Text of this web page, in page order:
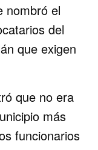
nombró el
del
que exigen
que no era
más
funcionarios